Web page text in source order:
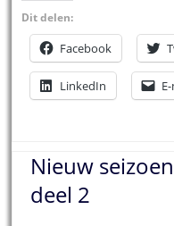
Dit delen:
Facebook
LinkedIn
Nieuw
deel 2